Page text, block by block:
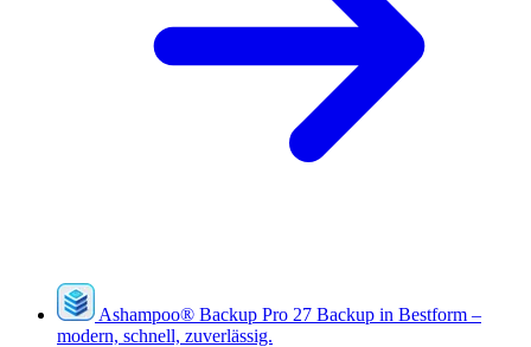
Ashampoo® Backup Pro 27 Backup in Bestform –
modern, schnell, zuverlässig.